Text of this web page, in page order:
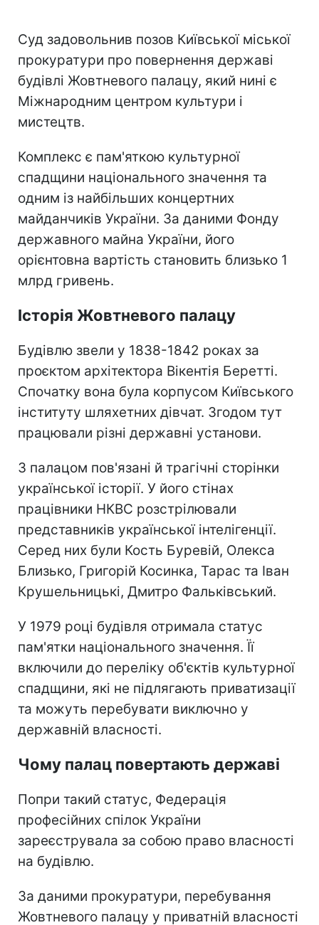
Суд задовольнив позов Київської міської
прокуратури про повернення державі
будівлі Жовтневого палацу, який нині є
Міжнародним центром культури і
мистецтв.
Комплекс є пам'яткою культурної
спадщини національного значення та
одним із найбільших концертних
майданчиків України. За даними Фонду
державного майна України, його
орієнтовна вартість становить близько 1
млрд гривень.
Історія Жовтневого палацу
Будівлю звели у 1838-1842 роках за
проєктом архітектора Вікентія Беретті.
Спочатку вона була корпусом Київського
інституту шляхетних дівчат. Згодом тут
працювали різні державні установи.
З палацом пов'язані й трагічні сторінки
української історії. У його стінах
працівники НКВС розстрілювали
представників української інтелігенції.
Серед них були Кость Буревій, Олекса
Близько, Григорій Косинка, Тарас та Іван
Крушельницькі, Дмитро Фальківський.
У 1979 році будівля отримала статус
пам'ятки національного значення. Її
включили до переліку об'єктів культурної
спадщини, які не підлягають приватизації
та можуть перебувати виключно у
державній власності.
Чому палац повертають державі
Попри такий статус, Федерація
професійних спілок України
зареєструвала за собою право власності
на будівлю.
За даними прокуратури, перебування
Жовтневого палацу у приватній власності